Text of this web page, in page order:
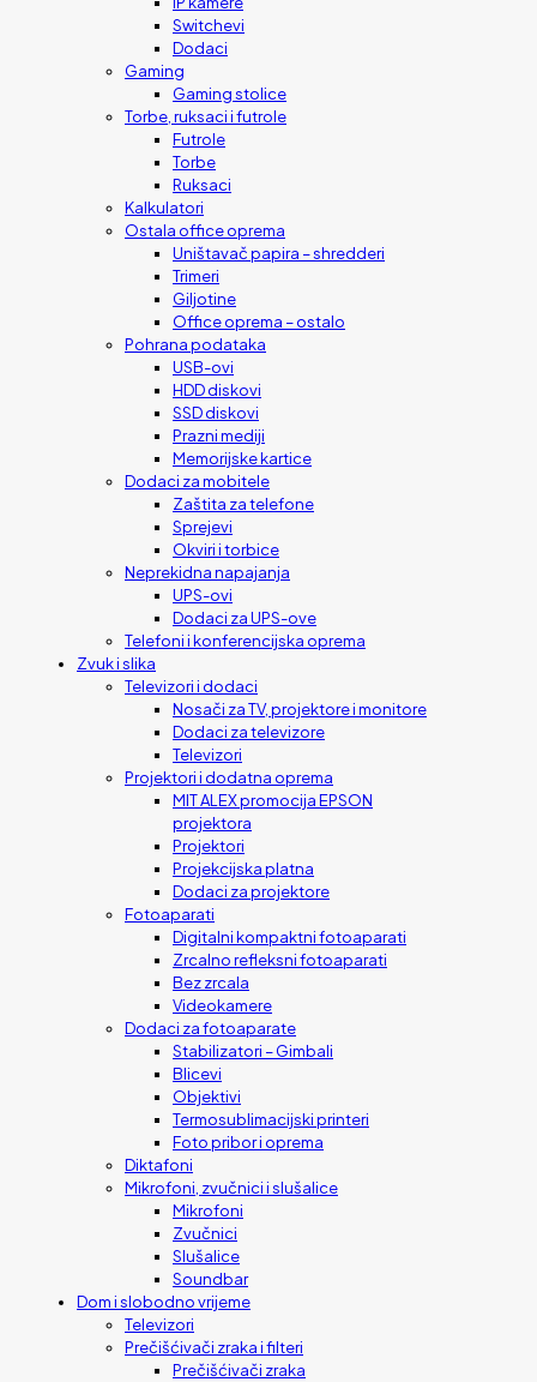
Switchevi
Dodaci
Gaming
Gaming stolice
Torbe, ruksaci i futrole
Futrole
Torbe
Ruksaci
Kalkulatori
Ostala office oprema
Uništavač papira – shredderi
Trimeri
Giljotine
Office oprema – ostalo
Pohrana podataka
USB-ovi
HDD diskovi
SSD diskovi
Prazni mediji
Memorijske kartice
Dodaci za mobitele
Zaštita za telefone
Sprejevi
Okviri i torbice
Neprekidna napajanja
UPS-ovi
Dodaci za UPS-ove
Telefoni i konferencijska oprema
Zvuk i slika
Televizori i dodaci
Nosači za TV, projektore i monitore
Dodaci za televizore
Televizori
Projektori i dodatna oprema
MIT ALEX promocija EPSON
projektora
Projektori
Projekcijska platna
Dodaci za projektore
Fotoaparati
Digitalni kompaktni fotoaparati
Zrcalno refleksni fotoaparati
Bez zrcala
Videokamere
Dodaci za fotoaparate
Stabilizatori – Gimbali
Blicevi
Objektivi
Termosublimacijski printeri
Foto pribor i oprema
Diktafoni
Mikrofoni, zvučnici i slušalice
Mikrofoni
Zvučnici
Slušalice
Soundbar
Dom i slobodno vrijeme
Televizori
Prečišćivači zraka i filteri
Prečišćivači zraka